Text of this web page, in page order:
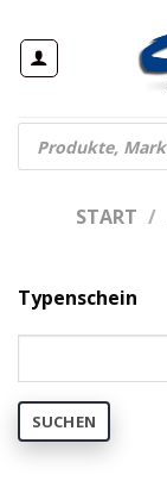
Inhalt
springen
Products
search
START /
Typenschein
SUCHEN